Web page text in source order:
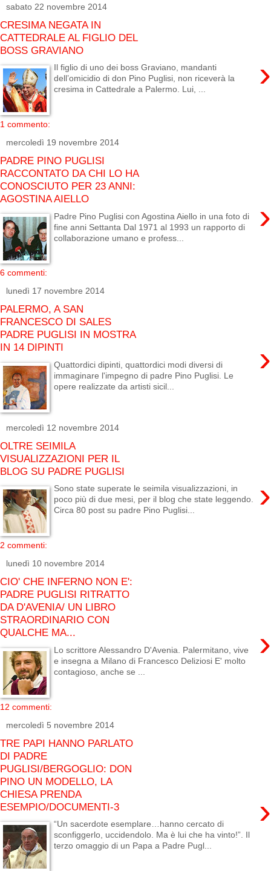
sabato 22 novembre 2014
CRESIMA NEGATA IN
CATTEDRALE AL FIGLIO DEL
BOSS GRAVIANO
›
Il figlio di uno dei boss Graviano, mandanti
dell’omicidio di don Pino Puglisi, non riceverà la
cresima in Cattedrale a Palermo. Lui, ...
1 commento:
mercoledì 19 novembre 2014
PADRE PINO PUGLISI
RACCONTATO DA CHI LO HA
CONOSCIUTO PER 23 ANNI:
AGOSTINA AIELLO
›
Padre Pino Puglisi con Agostina Aiello in una foto di
fine anni Settanta Dal 1971 al 1993 un rapporto di
collaborazione umano e profess...
6 commenti:
lunedì 17 novembre 2014
PALERMO, A SAN
FRANCESCO DI SALES
PADRE PUGLISI IN MOSTRA
IN 14 DIPINTI
›
Quattordici dipinti, quattordici modi diversi di
immaginare l'impegno di padre Pino Puglisi. Le
opere realizzate da artisti sicil...
mercoledì 12 novembre 2014
OLTRE SEIMILA
VISUALIZZAZIONI PER IL
BLOG SU PADRE PUGLISI
›
Sono state superate le seimila visualizzazioni, in
poco più di due mesi, per il blog che state leggendo.
Circa 80 post su padre Pino Puglisi...
2 commenti:
lunedì 10 novembre 2014
CIO' CHE INFERNO NON E':
PADRE PUGLISI RITRATTO
DA D'AVENIA/ UN LIBRO
STRAORDINARIO CON
QUALCHE MA...
›
Lo scrittore Alessandro D'Avenia. Palermitano, vive
e insegna a Milano di Francesco Deliziosi E' molto
contagioso, anche se ...
12 commenti:
mercoledì 5 novembre 2014
TRE PAPI HANNO PARLATO
DI PADRE
PUGLISI/BERGOGLIO: DON
PINO UN MODELLO, LA
CHIESA PRENDA
ESEMPIO/DOCUMENTI-3
›
“Un sacerdote esemplare…hanno cercato di
sconfiggerlo, uccidendolo. Ma è lui che ha vinto!”. Il
terzo omaggio di un Papa a Padre Pugl...